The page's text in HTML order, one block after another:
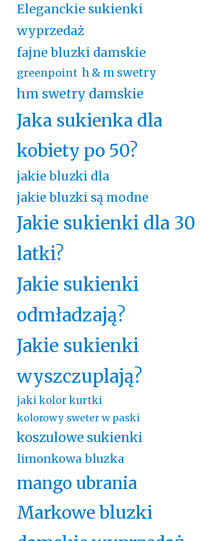
Eleganckie sukienki
wyprzedaż
fajne bluzki damskie
greenpoint h & m swetry
hm swetry damskie
Jaka sukienka dla
kobiety po 50?
jakie bluzki dla
jakie bluzki są modne
Jakie sukienki dla 30
latki?
Jakie sukienki
odmładzają?
Jakie sukienki
wyszczuplają?
jaki kolor kurtki
kolorowy sweter w paski
koszulowe sukienki
limonkowa bluzka
mango ubrania
Markowe bluzki